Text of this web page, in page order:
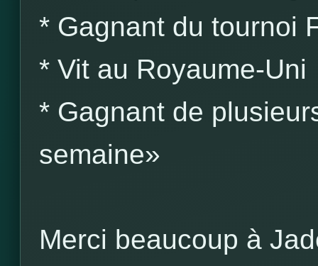
* Gagnant du tournoi
* Vit au Royaume-Uni
* Gagnant de
semaine»
Merci beaucoup à